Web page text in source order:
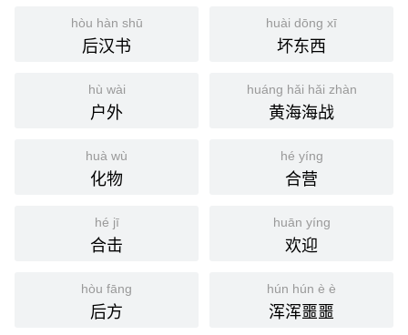
hòu hàn shū
后汉书
huài dōng xī
坏东西
hù wài
户外
huáng hǎi hǎi zhàn
黄海海战
huà wù
化物
hé yíng
合营
hé jī
合击
huān yíng
欢迎
hòu fāng
后方
hún hún è è
浑浑噩噩